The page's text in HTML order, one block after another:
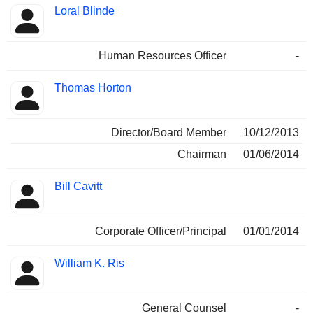
Loral Blinde
Human Resources Officer -
Thomas Horton
Director/Board Member
10/12/2013
Chairman
01/06/2014
Bill Cavitt
Corporate Officer/Principal 01/01/2014
William K. Ris
General Counsel -